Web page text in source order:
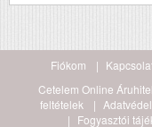
Fiókom
Cetelem Online Áruhitel
feltételek
Fogyasztói